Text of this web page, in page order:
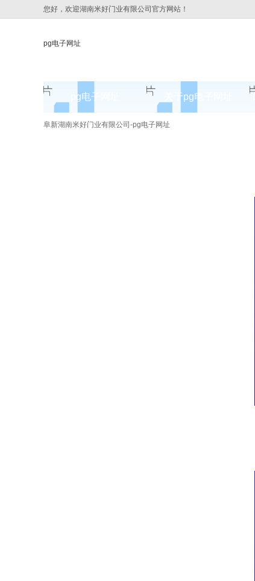
您好，欢迎湖南米好门业有限公司官方网站！
pg电子网址
pg电子网址 关于pg电子网址
pg电子网址的简介
阜新湖南米好门业有限公司-pg电子网址